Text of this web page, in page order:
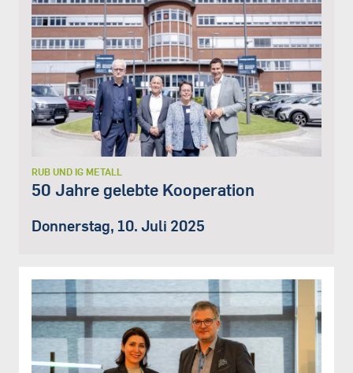
RUB UND IG METALL
50 Jahre gelebte Kooperation
Donnerstag, 10. Juli 2025